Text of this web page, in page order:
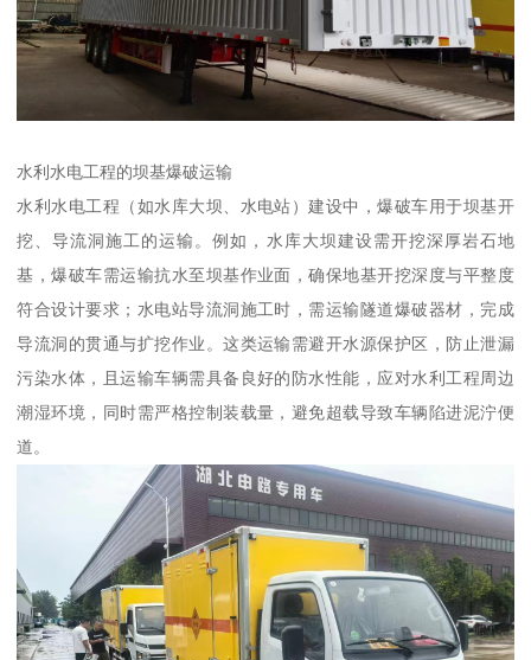
水利水电工程的坝基爆破运输​
水利水电工程（如水库大坝、水电站）建设中，爆破车用于坝基开
挖、导流洞施工的运输。例如，水库大坝建设需开挖深厚岩石地
基，爆破车需运输抗水至坝基作业面，确保地基开挖深度与平整度
符合设计要求；水电站导流洞施工时，需运输隧道爆破器材，完成
导流洞的贯通与扩挖作业。这类运输需避开水源保护区，防止泄漏
污染水体，且运输车辆需具备良好的防水性能，应对水利工程周边
潮湿环境，同时需严格控制装载量，避免超载导致车辆陷进泥泞便
道。​